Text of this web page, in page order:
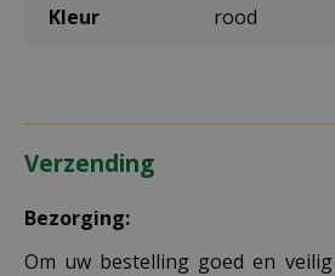
Kleur rood
Verzending
Bezorging:
Om uw bestelling goed en